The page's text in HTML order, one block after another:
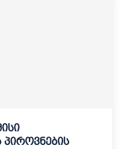
პიროვნების